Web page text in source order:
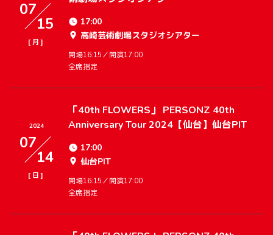
07
15
[ 月]
17:00
高崎芸術劇場スタジオシアター
開場16:15／開演17:00
全席指定
2024
07
14
[ 日]
「40th FLOWERS」 PERSONZ 40th
Anniversary Tour 2024【仙台】仙台PIT
17:00
仙台PIT
開場16:15／開演17:00
全席指定